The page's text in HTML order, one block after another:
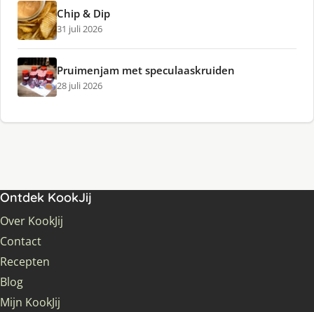
Chip & Dip
31 juli 2026
Pruimenjam met speculaaskruiden
28 juli 2026
Ontdek KookJij
Over KookJij
Contact
Recepten
Blog
Mijn KookJij